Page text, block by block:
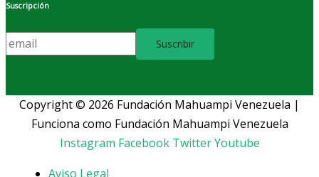
Suscripción
Copyright © 2026 Fundación Mahuampi Venezuela |
Funciona como Fundación Mahuampi Venezuela
Instagram Facebook Twitter Youtube
Aviso Legal